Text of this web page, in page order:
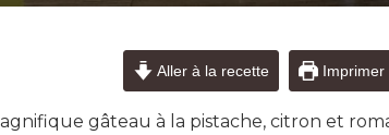
Aller à la recette Imprimer
gâteau à la pistache, citron et